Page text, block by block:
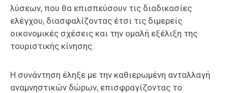
λύσεων, που θα επισπεύσουν τις διαδικασίες
ελέγχου, διασφαλίζοντας έτσι τις διμερείς
οικονομικές σχέσεις και την ομαλή εξέλιξη της
τουριστικής κίνησης.
Η συνάντηση έληξε με την καθιερωμένη ανταλλαγή
αναμνηστικών δώρων, επισφραγίζοντας το